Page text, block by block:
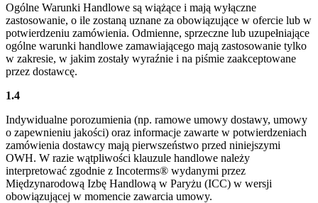
Ogólne Warunki Handlowe są wiążące i mają wyłączne
zastosowanie, o ile zostaną uznane za obowiązujące w ofercie lub w
potwierdzeniu zamówienia. Odmienne, sprzeczne lub uzupełniające
ogólne warunki handlowe zamawiającego mają zastosowanie tylko
w zakresie, w jakim zostały wyraźnie i na piśmie zaakceptowane
przez dostawcę.
1.4
Indywidualne porozumienia (np. ramowe umowy dostawy, umowy
o zapewnieniu jakości) oraz informacje zawarte w potwierdzeniach
zamówienia dostawcy mają pierwszeństwo przed niniejszymi
OWH. W razie wątpliwości klauzule handlowe należy
interpretować zgodnie z Incoterms® wydanymi przez
Międzynarodową Izbę Handlową w Paryżu (ICC) w wersji
obowiązującej w momencie zawarcia umowy.